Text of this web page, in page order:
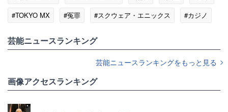
#TOKYO MX
#冤罪 #スクウェア・エニックス #カジノ
芸能ニュースランキング
芸能ニュースランキングをもっと見る
画像アクセスランキング